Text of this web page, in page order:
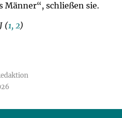
Männer“, schließen sie.
(1, 2)